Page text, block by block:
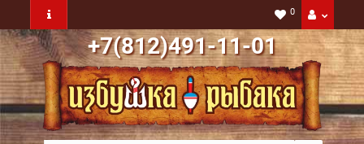
0
+7(812)491-11-01